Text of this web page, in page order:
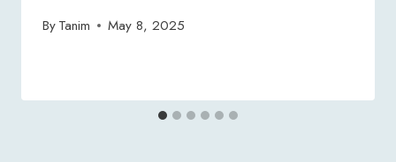
ByTanim May 8, 2025